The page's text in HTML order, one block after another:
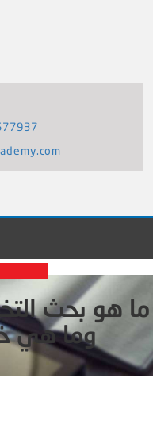
ما هو بحث
وما هي